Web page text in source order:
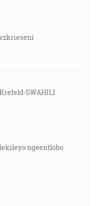
SWAHILI
ngeentlobo